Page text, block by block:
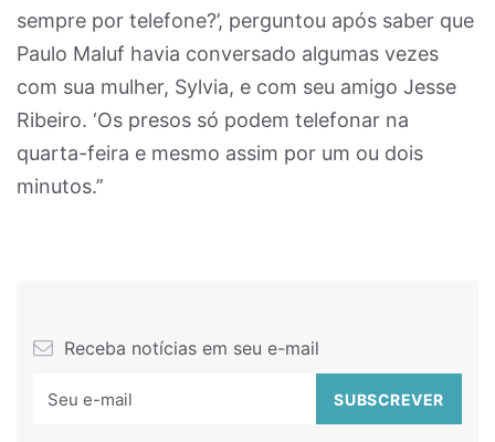
sempre por telefone?’, perguntou após saber que
Paulo Maluf havia conversado algumas vezes
com sua mulher, Sylvia, e com seu amigo Jesse
Ribeiro. ‘Os presos só podem telefonar na
quarta-feira e mesmo assim por um ou dois
minutos.’’
Receba notícias em seu e-mail